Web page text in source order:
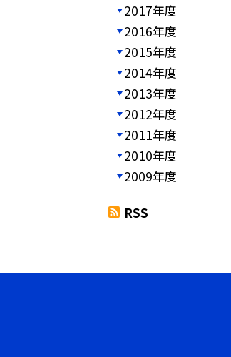
2017年度
2016年度
2015年度
2014年度
2013年度
2012年度
2011年度
2010年度
2009年度
RSS